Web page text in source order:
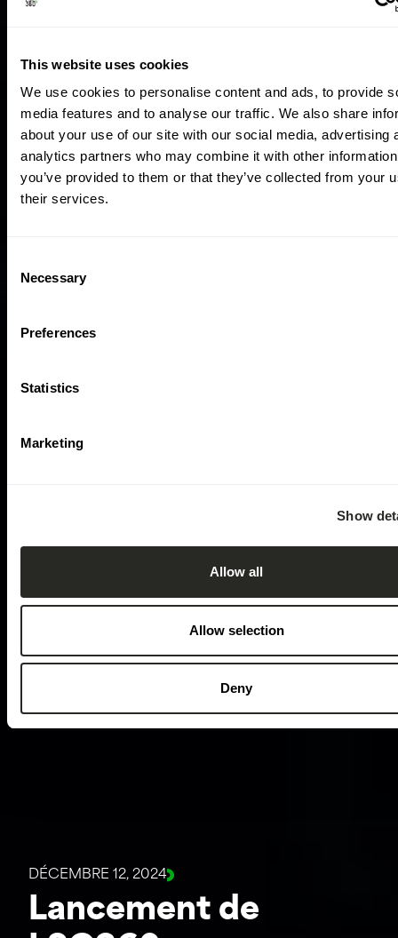
This website uses cookies
We use cookies to personalise content and ads, to provide
media features and to analyse our traffic. We also share
about your use of our site with our social media, advertising
analytics partners who may combine it with other
you’ve provided to them or that they’ve collected from your
their services.
Selection
Necessary
Preferences
Statistics
Marketing
Show
Allow all
Allow selection
Deny
DÉCEMBRE 12, 2024
Lancement de